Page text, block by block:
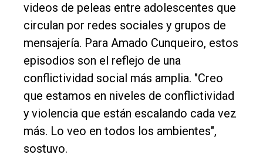
videos de peleas entre adolescentes que
circulan por redes sociales y grupos de
mensajería. Para Amado Cunqueiro, estos
episodios son el reflejo de una
conflictividad social más amplia. "Creo
que estamos en niveles de conflictividad
y violencia que están escalando cada vez
más. Lo veo en todos los ambientes",
sostuvo.